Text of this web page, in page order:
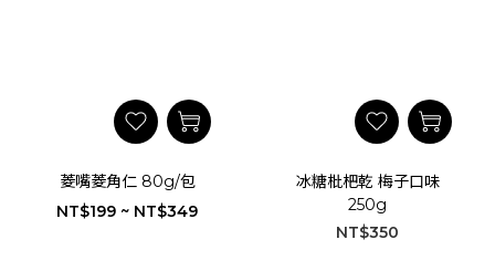
菱嘴菱角仁 80g/包
NT$199 ~ NT$349
冰糖枇杷乾 梅子口味
250g
NT$350